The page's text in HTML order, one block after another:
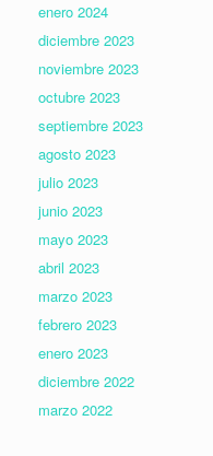
enero 2024
diciembre 2023
noviembre 2023
octubre 2023
septiembre 2023
agosto 2023
julio 2023
junio 2023
mayo 2023
abril 2023
marzo 2023
febrero 2023
enero 2023
diciembre 2022
marzo 2022